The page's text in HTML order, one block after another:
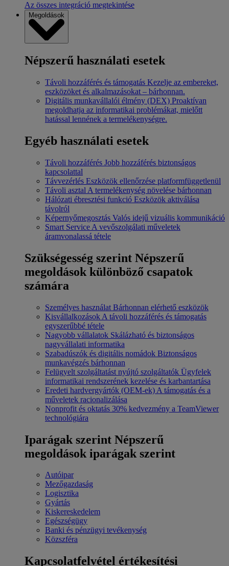
Az összes integráció megtekintése
Megoldások
Népszerű használati esetek
Távoli hozzáférés és támogatás Kezelje az embereket,
eszközöket és alkalmazásokat – bárhonnan.
Digitális munkavállalói élmény (DEX) Proaktívan
megoldhatja az informatikai problémákat, mielőtt
hatással lennének a termelékenységre.
Egyéb használati esetek
Távoli hozzáférés Jobb hozzáférés biztonságos
kapcsolattal
Távvezérlés Eszközök ellenőrzése platformfüggetlenül
Távoli asztal A termelékenység növelése bárhonnan
Hálózati ébresztési funkció Eszközök aktiválása
távolról
Képernyőmegosztás Valós idejű vizuális kommunikáció
Smart Service A vevőszolgálati műveletek
áramvonalassá tétele
Szükségesség szerint Népszerű
megoldások különböző csapatok
számára
Személyes használat Bárhonnan elérhető eszközök
Kisvállalkozások A távoli hozzáférés és támogatás
egyszerűbbé tétele
Nagyobb vállalatok Skálázható és biztonságos
nagyvállalati informatika
Szabadúszók és digitális nomádok Biztonságos
munkavégzés bárhonnan
Felügyelt szolgáltatást nyújtó szolgáltatók Ügyfelek
informatikai rendszerének kezelése és karbantartása
Eredeti hardvergyártók (OEM-ek) A támogatás és a
műveletek racionalizálása
Nonprofit és oktatás 30% kedvezmény a TeamViewer
technológiára
Iparágak szerint Népszerű
megoldások iparágak szerint
Autóipar
Mezőgazdaság
Logisztika
Gyártás
Kiskereskedelem
Egészségügy
Banki és pénzügyi tevékenység
Közszféra
Kapcsolatfelvétel értékesítési